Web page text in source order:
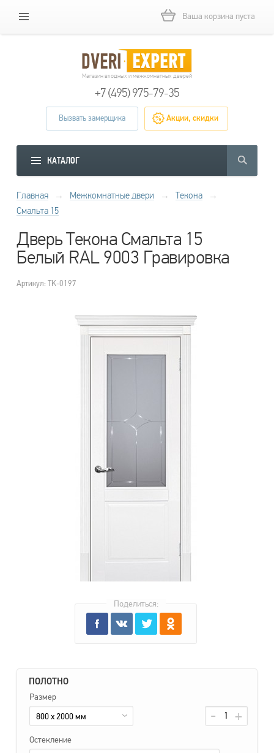
Ваша корзина пуста
Магазин входных и межкомнатных дверей
+7 (495) 975-79-35
Вызвать замерщика Акции, скидки
КАТАЛОГ
Главная → Межкомнатные двери → Текона
→
Смальта 15
Дверь Текона Смальта 15
Белый RAL 9003 Гравировка
Артикул: TK-0197
ПОЛОТНО
Размер
800 x 2000 мм
Остекление
Поделиться: